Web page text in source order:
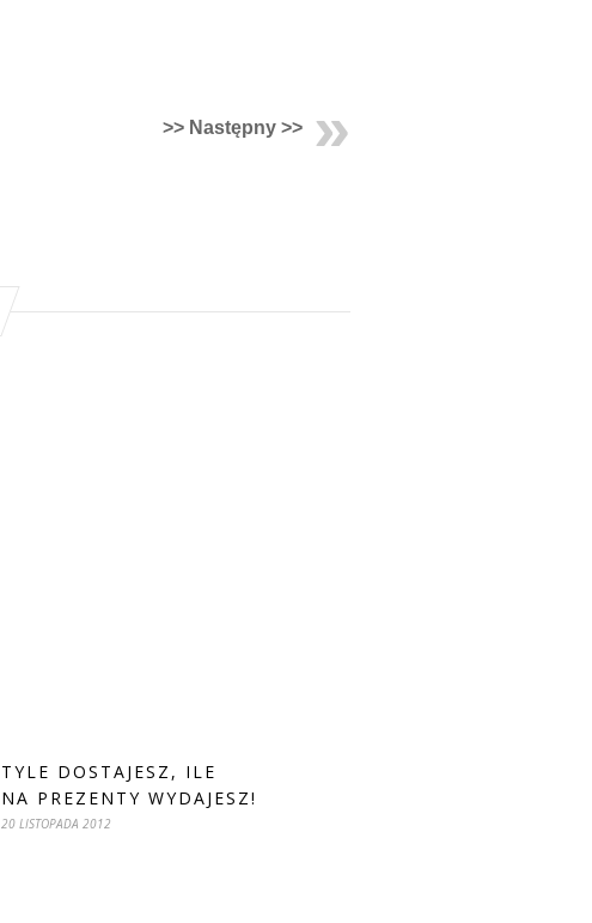
>> Następny >>
TYLE DOSTAJESZ, ILE
NA PREZENTY WYDAJESZ!
20 LISTOPADA 2012